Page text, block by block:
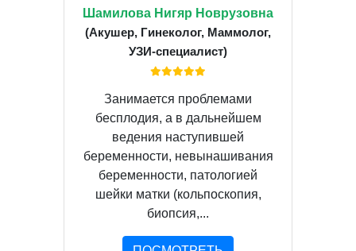
Шамилова Нигяр Новрузовна
(Акушер, Гинеколог, Маммолог,
УЗИ-специалист)
Занимается проблемами
бесплодия, а в дальнейшем
ведения наступившей
беременности, невынашивания
беременности, патологией
шейки матки (кольпоскопия,
биопсия,...